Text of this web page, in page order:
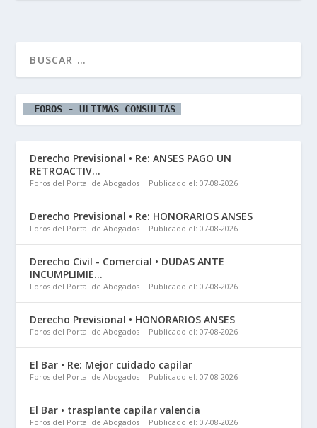
  FOROS - ULTIMAS CONSULTAS
Derecho Previsional • Re: ANSES PAGO UN
RETROACTIV...
Foros del Portal de Abogados Publicado el: 07-08-2026
Derecho Previsional • Re: HONORARIOS ANSES
Foros del Portal de Abogados Publicado el: 07-08-2026
Derecho Civil - Comercial • DUDAS ANTE
INCUMPLIMIE...
Foros del Portal de Abogados Publicado el: 07-08-2026
Derecho Previsional • HONORARIOS ANSES
Foros del Portal de Abogados Publicado el: 07-08-2026
El Bar • Re: Mejor cuidado capilar
Foros del Portal de Abogados Publicado el: 07-08-2026
El Bar • trasplante capilar valencia
Foros del Portal de Abogados Publicado el: 07-08-2026